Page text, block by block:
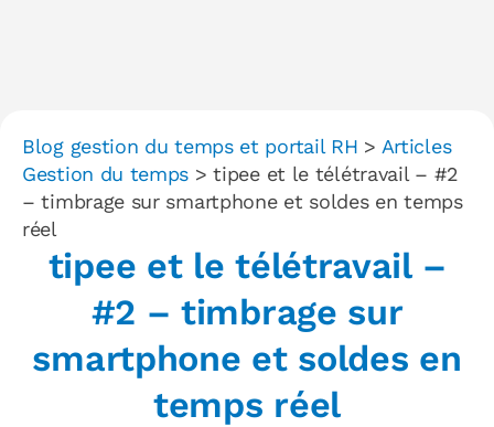
Blog gestion du temps et portail RH > Articles
Gestion du temps >tipee et le télétravail – #2
– timbrage sur smartphone et soldes en temps
réel
tipee et le télétravail –
#2 – timbrage sur
smartphone et soldes en
temps réel